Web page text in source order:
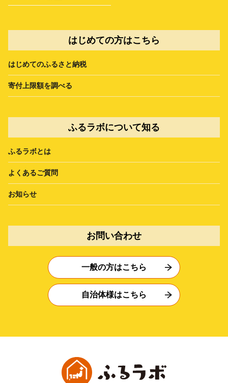
はじめての方はこちら
はじめてのふるさと納税
寄付上限額を調べる
ふるラボについて知る
ふるラボとは
よくあるご質問
お知らせ
お問い合わせ
一般の方はこちら
自治体様はこちら